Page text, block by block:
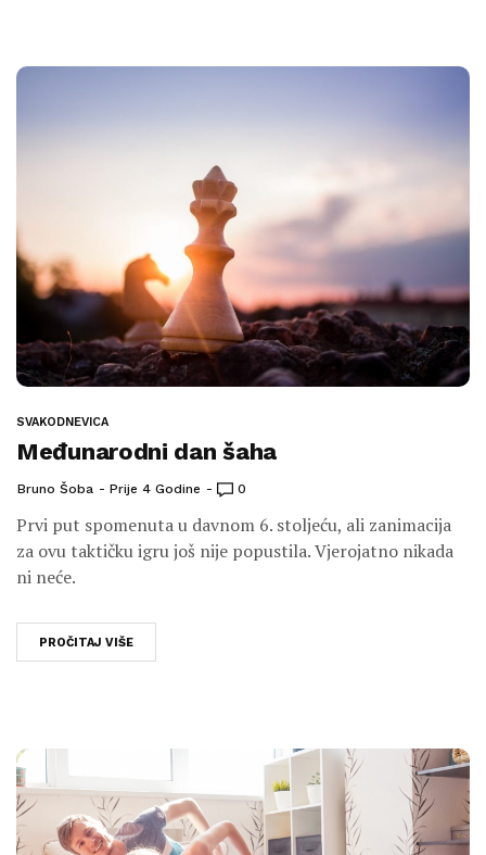
SVAKODNEVICA
Međunarodni dan šaha
Bruno Šoba Prije 4 Godine 0
Prvi put spomenuta u davnom 6. stoljeću, ali zanimacija
za ovu taktičku igru još nije popustila. Vjerojatno nikada
ni neće.
PROČITAJ VIŠE